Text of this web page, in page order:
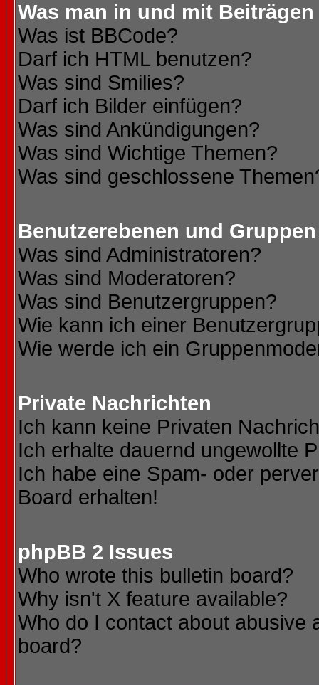
Was man in und mit
Was ist BBCode?
Darf ich HTML benutzen?
Was sind Smilies?
Darf ich Bilder einfügen?
Was sind Ankündigungen?
Was sind Wichtige Themen?
Was sind geschlossene
Benutzerebenen und Gruppen
Was sind Administratoren?
Was sind Moderatoren?
Was sind Benutzergruppen?
Wie kann ich einer
Wie werde ich ein
Private Nachrichten
Ich kann keine Privaten
Ich erhalte dauernd ungewollte
Ich habe eine Spam- oder
Board erhalten!
phpBB 2 Issues
Who wrote this bulletin board?
Why isn't X feature available?
Who do I contact about abusive
board?